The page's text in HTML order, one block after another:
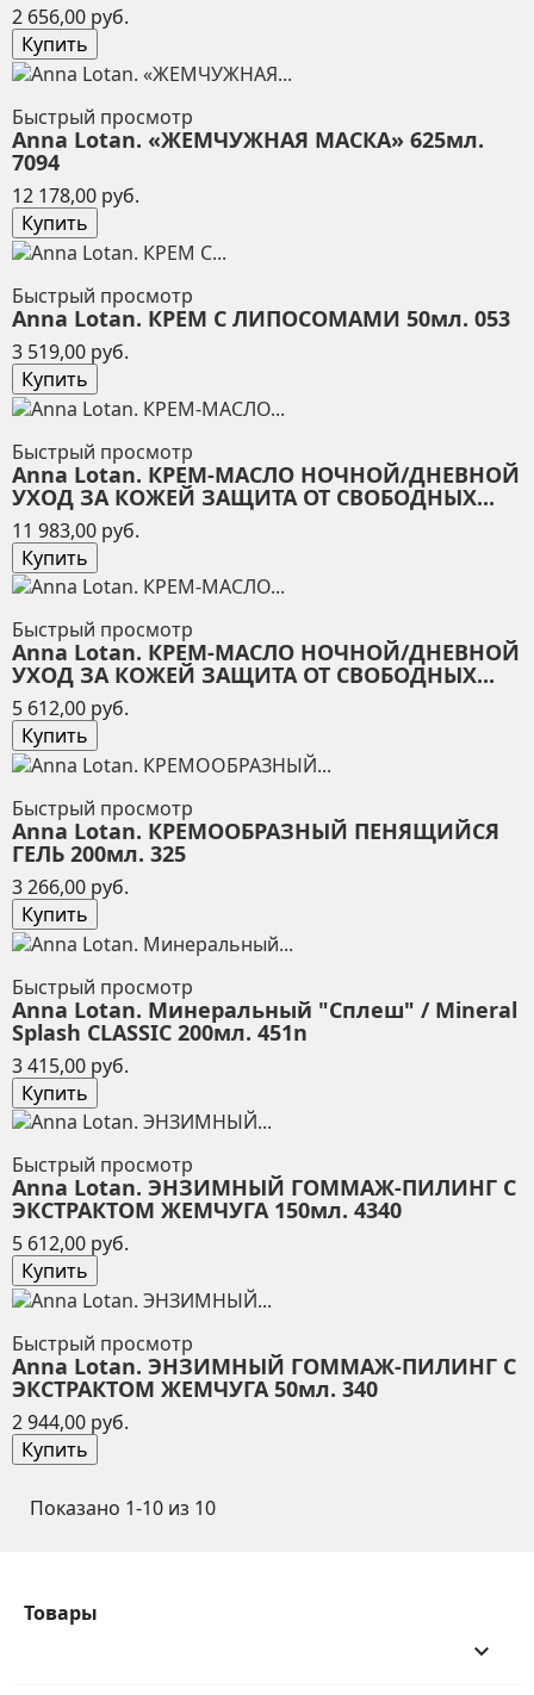
2 656,00 руб.
Купить
Быстрый просмотр
Anna Lotan. «ЖЕМЧУЖНАЯ МАСКА» 625мл.
7094
12 178,00 руб.
Купить
Быстрый просмотр
Anna Lotan. КРЕМ С ЛИПОСОМАМИ 50мл. 053
3 519,00 руб.
Купить
Быстрый просмотр
Anna Lotan. КРЕМ-МАСЛО НОЧНОЙ/ДНЕВНОЙ
УХОД ЗА КОЖЕЙ ЗАЩИТА ОТ СВОБОДНЫХ...
11 983,00 руб.
Купить
Быстрый просмотр
Anna Lotan. КРЕМ-МАСЛО НОЧНОЙ/ДНЕВНОЙ
УХОД ЗА КОЖЕЙ ЗАЩИТА ОТ СВОБОДНЫХ...
5 612,00 руб.
Купить
Быстрый просмотр
Anna Lotan. КРЕМООБРАЗНЫЙ ПЕНЯЩИЙСЯ
ГЕЛЬ 200мл. 325
3 266,00 руб.
Купить
Быстрый просмотр
Anna Lotan. Минеральный "Сплеш" / Mineral
Splash CLASSIC 200мл. 451n
3 415,00 руб.
Купить
Быстрый просмотр
Anna Lotan. ЭНЗИМНЫЙ ГОММАЖ-ПИЛИНГ С
ЭКСТРАКТОМ ЖЕМЧУГА 150мл. 4340
5 612,00 руб.
Купить
Быстрый просмотр
Anna Lotan. ЭНЗИМНЫЙ ГОММАЖ-ПИЛИНГ С
ЭКСТРАКТОМ ЖЕМЧУГА 50мл. 340
2 944,00 руб.
Купить
Показано 1-10 из 10
Товары
keyboard_arrow_down